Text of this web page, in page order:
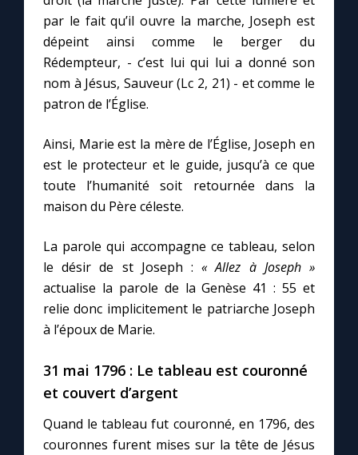
par le fait qu’il ouvre la marche, Joseph est
dépeint ainsi comme le berger du
Rédempteur, - c’est lui qui lui a donné son
nom à Jésus, Sauveur (Lc 2, 21) - et comme le
patron de l’Église.
Ainsi, Marie est la mère de l’Église, Joseph en
est le protecteur et le guide, jusqu’à ce que
toute l’humanité soit retournée dans la
maison du Père céleste.
La parole qui accompagne ce tableau, selon
le désir de st Joseph :« Allez à Joseph »
actualise la parole de la Genèse 41 : 55 et
relie donc implicitement le patriarche Joseph
à l’époux de Marie.
31 mai 1796 : Le tableau est couronné
et couvert d’argent
Quand le tableau fut couronné, en 1796, des
couronnes furent mises sur la tête de Jésus